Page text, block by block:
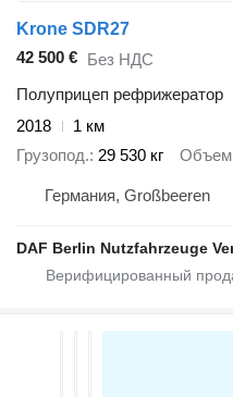
Krone SDR27
42 500 € Без НДС
Полуприцеп рефрижератор
2018
1 км
Грузопод. 29 530 кг Объем
Германия, Großbeeren